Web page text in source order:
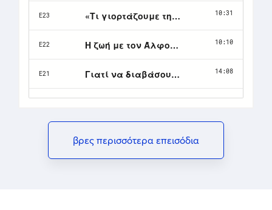
βρες περισσότερα επεισόδια